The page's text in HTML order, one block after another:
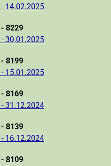
14.02.2025
8229
30.01.2025
8199
15.01.2025
8169
31.12.2024
8139
16.12.2024
8109